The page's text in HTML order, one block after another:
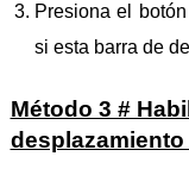
Presiona el
si esta barra de
Método 3 #
desplazamiento